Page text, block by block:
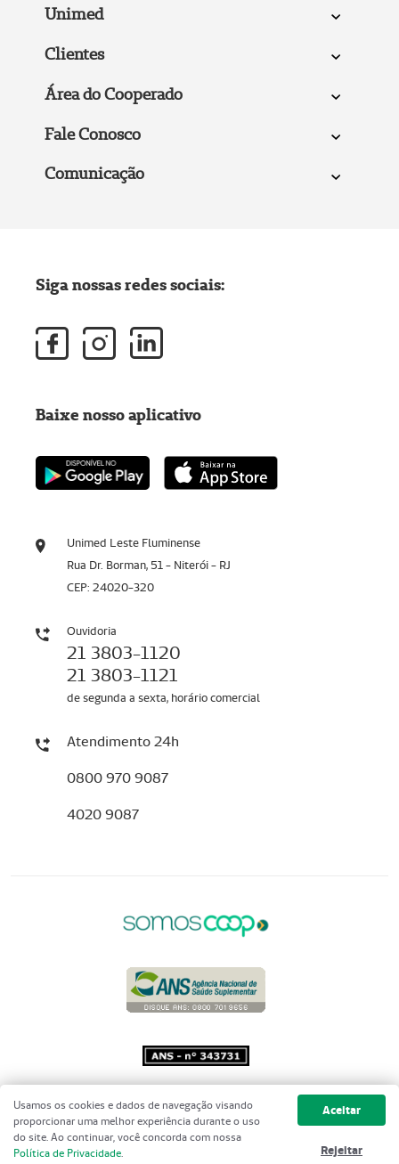
Unimed
Clientes
Área do Cooperado
Fale Conosco
Comunicação
Unimed Leste Fluminense
Rua Dr. Borman, 51 - Niterói - RJ
CEP: 24020-320
Ouvidoria
21 3803-1120
21 3803-1121
de segunda a sexta, horário comercial
Atendimento 24h
0800 970 9087
4020 9087
Siga nossas redes sociais:
Baixe nosso aplicativo
Copyright 2001 - 2026 Unimed do
Brasil - Todos os direitos reservados
Usamos os cookies e dados de navegação visando
proporcionar uma melhor experiência durante o uso
do site. Ao continuar, você concorda com nossa
Política de Privacidade.
Aceitar
Rejeitar